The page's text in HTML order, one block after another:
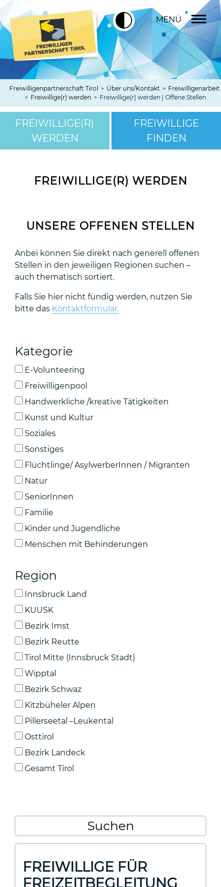
MENÜ
Freiwilligenpartnerschaft Tirol > Über uns/Kontakt > Freiwilligenarbeit
> Freiwillige(r) werden > Freiwillige(r) werden | Offene Stellen
FREIWILLIGE(R)
WERDEN
FREIWILLIGE
FINDEN
FREIWILLIGE(R) WERDEN
UNSERE OFFENEN STELLEN
Anbei können Sie direkt nach generell offenen
Stellen in den jeweiligen Regionen suchen –
auch thematisch sortiert.
Falls Sie hier nicht fündig werden, nutzen Sie
bitte das Kontaktformular.
Kategorie
E-Volunteering
Freiwilligenpool
Handwerkliche /kreative Tätigkeiten
Kunst und Kultur
Soziales
Sonstiges
Flüchtlinge/ AsylwerberInnen / Migranten
Natur
SeniorInnen
Familie
Kinder und Jugendliche
Menschen mit Behinderungen
Region
Innsbruck Land
KUUSK
Bezirk Imst
Bezirk Reutte
Tirol Mitte (Innsbruck Stadt)
Wipptal
Bezirk Schwaz
Kitzbüheler Alpen
Pillerseetal –Leukental
Osttirol
Bezirk Landeck
Gesamt Tirol
FREIWILLIGE FÜR
FREIZEITBEGLEITUNG